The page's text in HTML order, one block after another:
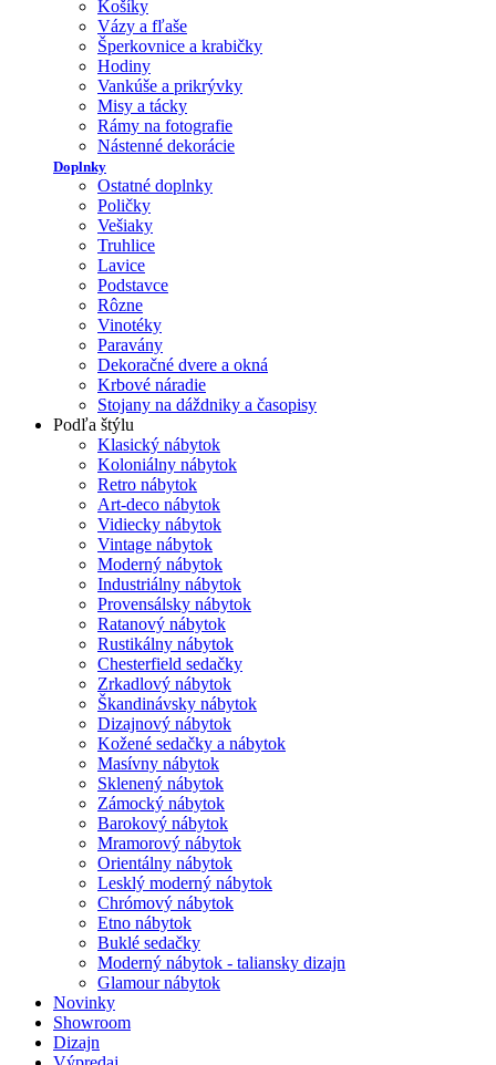
Košíky
Vázy a fľaše
Šperkovnice a krabičky
Hodiny
Vankúše a prikrývky
Misy a tácky
Rámy na fotografie
Nástenné dekorácie
Doplnky
Ostatné doplnky
Poličky
Vešiaky
Truhlice
Lavice
Podstavce
Rôzne
Vinotéky
Paravány
Dekoračné dvere a okná
Krbové náradie
Stojany na dáždniky a časopisy
Podľa štýlu
Klasický nábytok
Koloniálny nábytok
Retro nábytok
Art-deco nábytok
Vidiecky nábytok
Vintage nábytok
Moderný nábytok
Industriálny nábytok
Provensálsky nábytok
Ratanový nábytok
Rustikálny nábytok
Chesterfield sedačky
Zrkadlový nábytok
Škandinávsky nábytok
Dizajnový nábytok
Kožené sedačky a nábytok
Masívny nábytok
Sklenený nábytok
Zámocký nábytok
Barokový nábytok
Mramorový nábytok
Orientálny nábytok
Lesklý moderný nábytok
Chrómový nábytok
Etno nábytok
Buklé sedačky
Moderný nábytok - taliansky dizajn
Glamour nábytok
Novinky
Showroom
Dizajn